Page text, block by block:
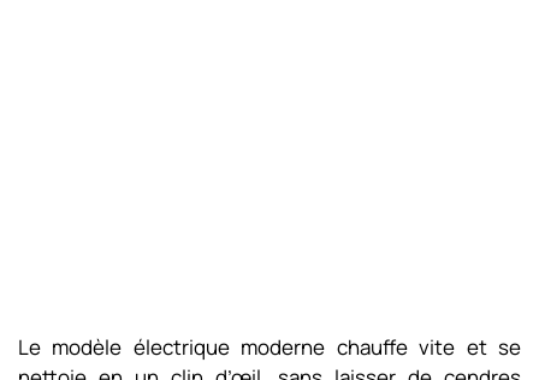
Le modèle électrique moderne chauffe vite et se